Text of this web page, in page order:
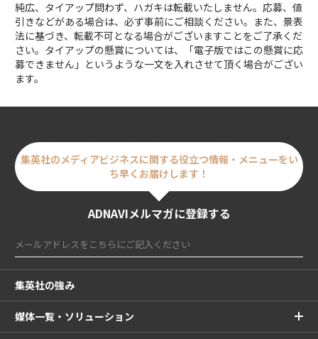
純広、タイアップ問わず、ハガキは転載いたしません。応募、値
引きなどがある場合は、必ず事前にご相談ください。また、景表
法に基づき、転載不可となる場合がございますことをご了承くだ
さい。タイアップの懸賞については、「電子版ではこの懸賞に応
募できません」というような一文を入れさせて頂く場合がござい
ます。
集英社のメディアビジネスに関する役立つ情報・メニューをい
ち早くお届けします！
ADNAVIメルマガに登録する
集英社の強み
媒体一覧・ソリューション